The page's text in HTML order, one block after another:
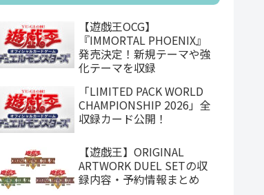
【遊戯王OCG】
『IMMORTAL PHOENIX』
発売決定！新規テーマや強
化テーマを収録
「LIMITED PACK WORLD
CHAMPIONSHIP 2026」全
収録カード公開！
【遊戯王】ORIGINAL
ARTWORK DUEL SETの収
録内容・予約情報まとめ